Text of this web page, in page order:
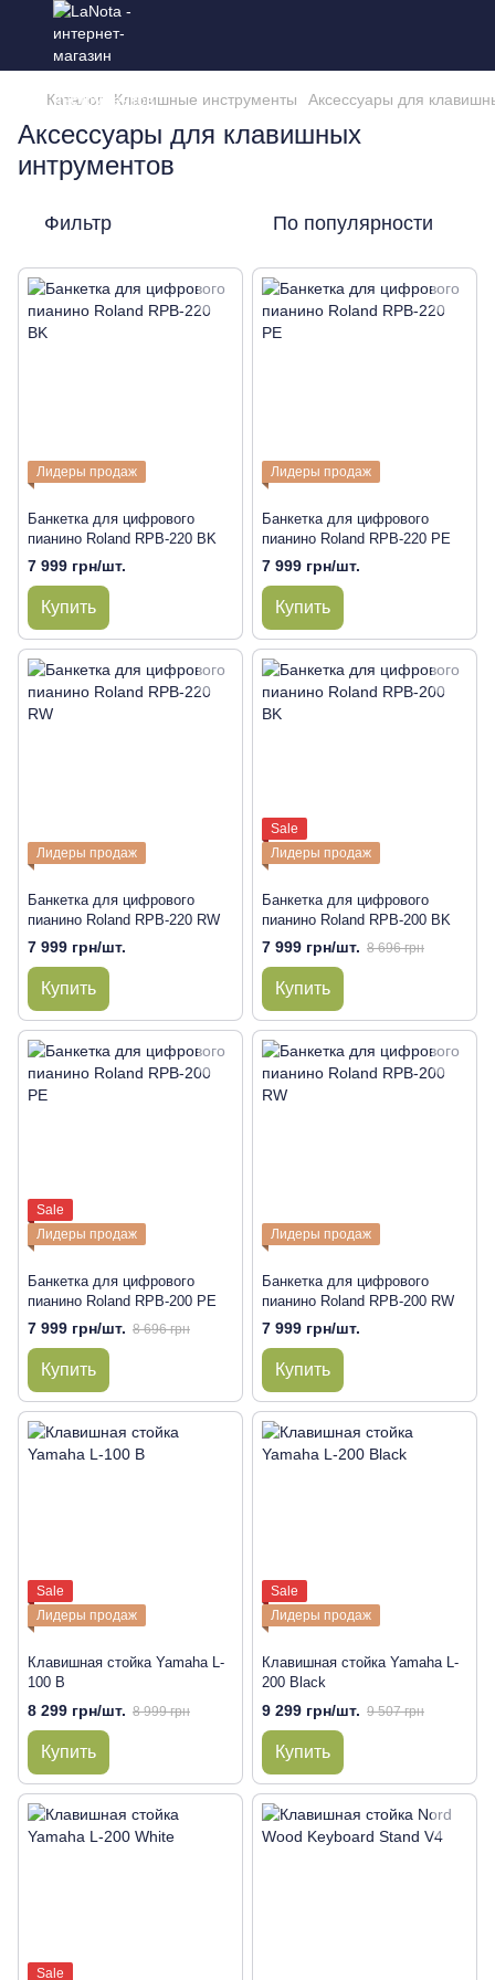
Каталог Клавишные инструменты Аксессуары для
Аксессуары для клавишных
интрументов
Фильтр По популярности
Лидеры продаж
Банкетка для цифрового
пианино Roland RPB-220 BK
7 999 грн/шт.
Купить
Лидеры продаж
Банкетка для цифрового
пианино Roland RPB-220 PE
7 999 грн/шт.
Купить
Лидеры продаж
Банкетка для цифрового
пианино Roland RPB-220 RW
7 999 грн/шт.
Купить
Sale
Лидеры продаж
Банкетка для цифрового
пианино Roland RPB-200 BK
7 999 грн/шт. 8 696 грн
Купить
Sale
Лидеры продаж
Банкетка для цифрового
пианино Roland RPB-200 PE
7 999 грн/шт. 8 696 грн
Купить
Лидеры продаж
Банкетка для цифрового
пианино Roland RPB-200 RW
7 999 грн/шт.
Купить
Sale
Лидеры продаж
Клавишная стойка Yamaha L-
100 B
8 299 грн/шт. 8 999 грн
Купить
Sale
Лидеры продаж
Клавишная стойка Yamaha L-
200 Black
9 299 грн/шт. 9 507 грн
Купить
Sale